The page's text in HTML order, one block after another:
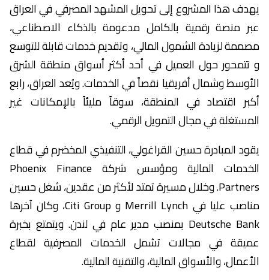
يهدف هذا المشروع إلى تحويل المشهد المصرفي في العراق
عبر منصة رقمية بالكامل مدعومة بالذكاء الاصطناعي،
مصممة لزيادة الشمول المالي، وتقديم خدمات قابلة للتوسع
و تتمحور حول العميل في أحد أكثر أسواق منطقة الشرق
الأوسط وشمال أفريقيا نقصاً في الخدمات. ويُعد العراق، رابع
أكبر اقتصاد في المنطقة، سوقاً مليئاً بالإمكانات غير
المستغلة في مجال التمويل الرقمي.
يقود المبادرة حسين القراغولي، التنفيذي المخضرم في قطاع
الخدمات المالية ومؤسس شركة Phoenix Finance
Partners. وخلال مسيرة تمتد لأكثر من عقدين، شغل حسين
مناصب عليا في Merrill Lynch و Citi Group، وكان آخرها
Deutsche Bank بمنصب مدير عام في لندن. ويتمتع بخبرة
عميقة في مجالات تشمل الخدمات المصرفية لقطاع
الأعمال، والأسواق المالية، والتقنية المالية.